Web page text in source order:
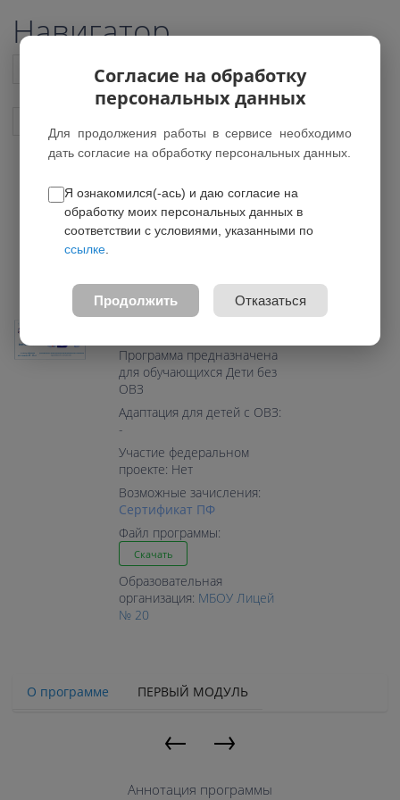
Навигатор
Список всех программ
Звонкая струна
*Нет действующих групп
Возраст: 10-15 лет
Направление:
Программа предназначена
для обучающихся Дети без
ОВЗ
Адаптация для детей с ОВЗ:
-
Участие федеральном
проекте: Нет
Возможные зачисления:
Cертификат ПФ
Файл программы:
Скачать
Образовательная
организация: МБОУ Лицей
№ 20
О программе ПЕРВЫЙ МОДУЛЬ
← →
Аннотация программы
Согласие на обработку
персональных данных
Для продолжения работы в сервисе необходимо
дать согласие на обработку персональных данных.
Я ознакомился(-ась) и даю согласие на
обработку моих персональных данных в
соответствии с условиями, указанными по
ссылке
Продолжить Отказаться